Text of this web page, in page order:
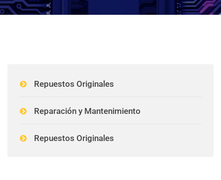
Repuestos Originales
Reparación y Mantenimiento
Repuestos Originales